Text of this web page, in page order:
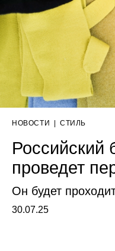
НОВОСТИ СТИЛЬ
Российский
проведет
Он будет
30.07.25